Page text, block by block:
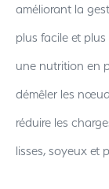
améliorant la
plus facile et
une nutrition en
démêler les
réduire les
lisses, soyeux et